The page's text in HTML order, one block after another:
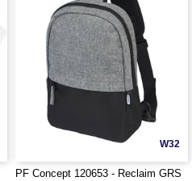
W32
PF Concept 120653 - Reclaim GRS